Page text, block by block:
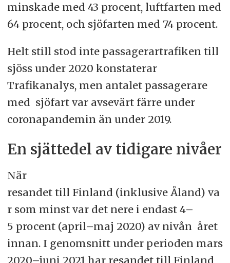
minskade med 43 procent, luftfarten med
64 procent, och sjöfarten med 74 procent.
Helt still stod inte passagerartrafiken till
sjöss under 2020 konstaterar
Trafikanalys, men antalet passagerare
med sjöfart var avsevärt färre under
coronapandemin än under 2019.
En sjättedel av tidigare nivåer
När
resandet till Finland (inklusive Åland) va
r som minst var det nere i endast 4–
5 procent (april–maj 2020) av nivån året
innan. I genomsnitt under perioden mars
2020–juni 2021 har resandet till Finland